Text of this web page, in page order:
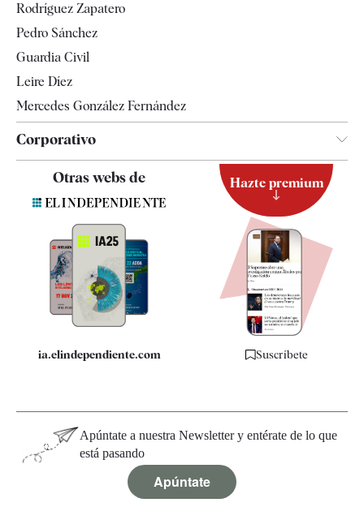
Televisión
Rodríguez Zapatero
Pedro Sánchez
Guardia Civil
Leire Díez
Mercedes González Fernández
Corporativo
Contacto
Quiénes somos
Especificaciones
Otras webs de
ia.elindependiente.com
Hazte premium
Suscríbete
Apúntate a nuestra Newsletter y entérate de lo que
está pasando
Apúntate